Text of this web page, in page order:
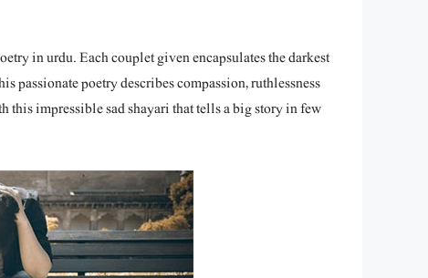
in urdu. Each couplet given encapsulates the darkest
passionate poetry describes compassion, ruthlessness
this impressible sad shayari that tells a big story in few